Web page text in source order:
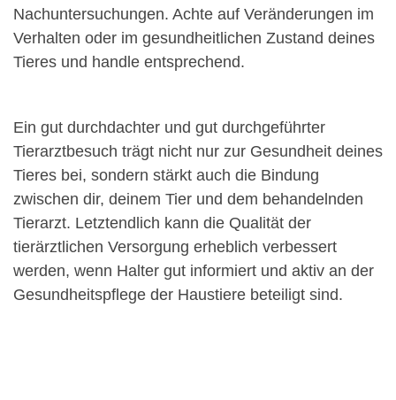
Nachuntersuchungen. Achte auf Veränderungen im
Verhalten oder im gesundheitlichen Zustand deines
Tieres und handle entsprechend.
Ein gut durchdachter und gut durchgeführter
Tierarztbesuch trägt nicht nur zur Gesundheit deines
Tieres bei, sondern stärkt auch die Bindung
zwischen dir, deinem Tier und dem behandelnden
Tierarzt. Letztendlich kann die Qualität der
tierärztlichen Versorgung erheblich verbessert
werden, wenn Halter gut informiert und aktiv an der
Gesundheitspflege der Haustiere beteiligt sind.